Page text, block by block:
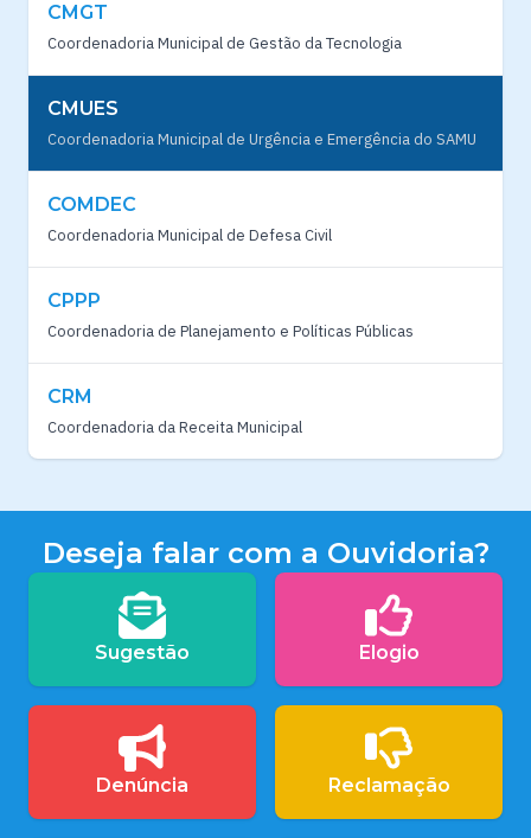
CMGT
Coordenadoria Municipal de Gestão da Tecnologia
CMUES
Coordenadoria Municipal de Urgência e Emergência do SAMU
COMDEC
Coordenadoria Municipal de Defesa Civil
CPPP
Coordenadoria de Planejamento e Políticas Públicas
CRM
Coordenadoria da Receita Municipal
Deseja falar com a Ouvidoria?
Sugestão Elogio
Denúncia Reclamação